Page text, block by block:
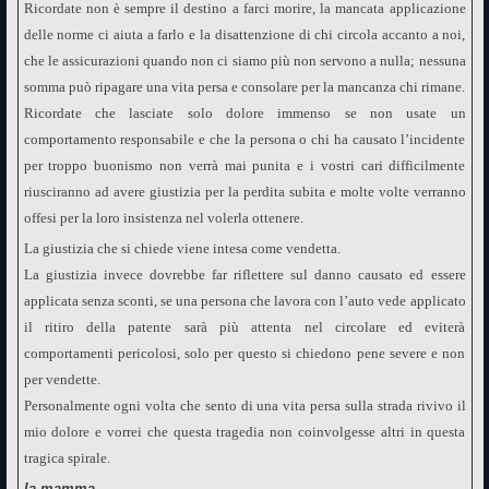
Ricordate non è sempre il destino a farci morire, la mancata applicazione
delle norme ci aiuta a farlo e la disattenzione di chi circola accanto a noi,
che le assicurazioni quando non ci siamo più non servono a nulla; nessuna
somma può ripagare una vita persa e consolare per la mancanza chi rimane.
Ricordate che lasciate solo dolore immenso se non usate un
comportamento responsabile e che la persona o chi ha causato l’incidente
per troppo buonismo non verrà mai punita e i vostri cari difficilmente
riusciranno ad avere giustizia per la perdita subita e molte volte verranno
offesi per la loro insistenza nel volerla ottenere.
La giustizia che si chiede viene intesa come vendetta.
La giustizia invece dovrebbe far riflettere sul danno causato ed essere
applicata senza sconti, se una persona che lavora con l’auto vede applicato
il ritiro della patente sarà più attenta nel circolare ed eviterà
comportamenti pericolosi, solo per questo si chiedono pene severe e non
per vendette.
Personalmente ogni volta che sento di una vita persa sulla strada rivivo il
mio dolore e vorrei che questa tragedia non coinvolgesse altri in questa
tragica spirale.